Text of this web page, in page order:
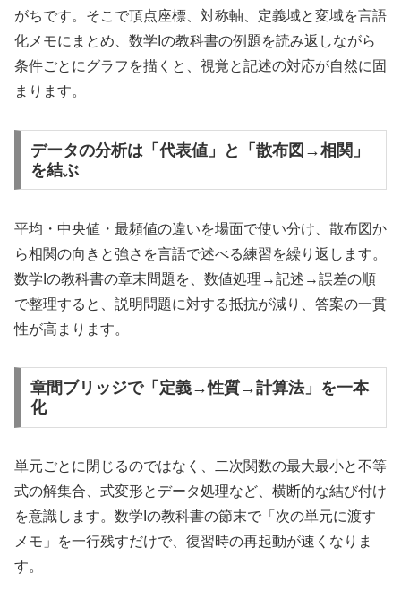
がちです。そこで頂点座標、対称軸、定義域と変域を言語
化メモにまとめ、数学Iの教科書の例題を読み返しながら
条件ごとにグラフを描くと、視覚と記述の対応が自然に固
まります。
データの分析は「代表値」と「散布図→相関」
を結ぶ
平均・中央値・最頻値の違いを場面で使い分け、散布図か
ら相関の向きと強さを言語で述べる練習を繰り返します。
数学Iの教科書の章末問題を、数値処理→記述→誤差の順
で整理すると、説明問題に対する抵抗が減り、答案の一貫
性が高まります。
章間ブリッジで「定義→性質→計算法」を一本
化
単元ごとに閉じるのではなく、二次関数の最大最小と不等
式の解集合、式変形とデータ処理など、横断的な結び付け
を意識します。数学Iの教科書の節末で「次の単元に渡す
メモ」を一行残すだけで、復習時の再起動が速くなりま
す。